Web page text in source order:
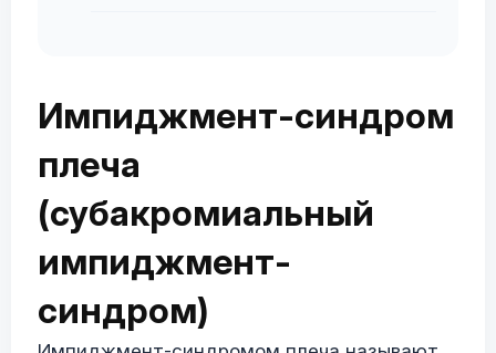
Импиджмент-синдром
плеча
(субакромиальный
импиджмент-
синдром)